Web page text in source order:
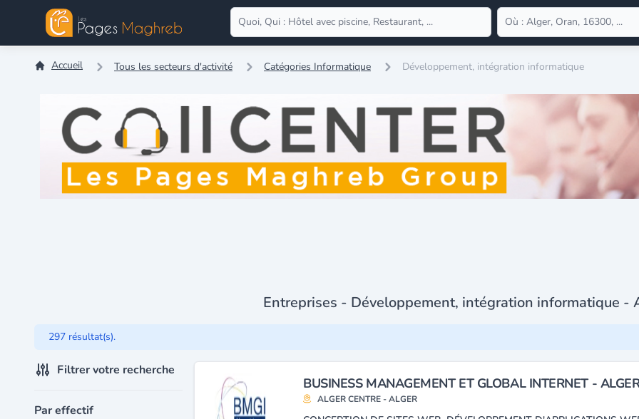
Accueil Tous les secteurs d'activité Catégories Informatique Développement, intégration informatique
Entreprises - Développement, intégration informatique -
297 résultat(s).
Filtrer votre recherche
Par effectif
BUSINESS MANAGEMENT ET GLOBAL INTERNET -
ALGER CENTRE - ALGER